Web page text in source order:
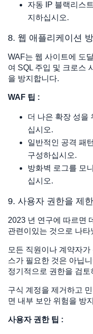
자동 IP 블랙리스
지하십시오.
8. 웹 애플리케이션
WAF는 웹 사이트에 도
여 SQL 주입 및 크로스
을 방지합니다.
WAF 팁 :
더 나은 확장 성을
십시오.
일반적인 공격 패
구성하십시오.
방화벽 로그를 모
십시오.
9. 사용자 권한을 제
2023 년 연구에 따르면
관련이있는 것으로 나타
모든 직원이나 계약자
스가 필요한 것은 아닙
정기적으로 권한을 검토
구식 계정을 제거하고
면 내부 보안 위험을 방
사용자 권한 팁 :